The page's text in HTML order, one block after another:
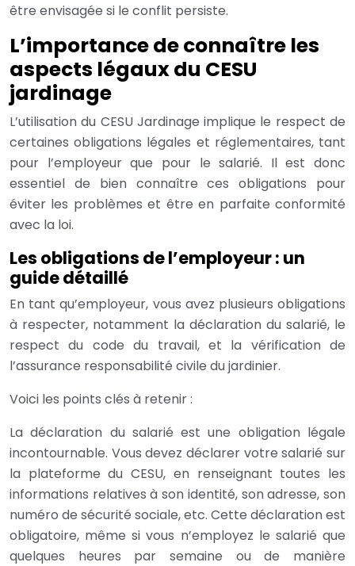
être envisagée si le conflit persiste.
L’importance de connaître les
aspects légaux du CESU
jardinage
L’utilisation du CESU Jardinage implique le respect de
certaines obligations légales et réglementaires, tant
pour l’employeur que pour le salarié. Il est donc
essentiel de bien connaître ces obligations pour
éviter les problèmes et être en parfaite conformité
avec la loi.
Les obligations de l’employeur : un
guide détaillé
En tant qu’employeur, vous avez plusieurs obligations
à respecter, notamment la déclaration du salarié, le
respect du code du travail, et la vérification de
l’assurance responsabilité civile du jardinier.
Voici les points clés à retenir :
La déclaration du salarié est une obligation légale
incontournable. Vous devez déclarer votre salarié sur
la plateforme du CESU, en renseignant toutes les
informations relatives à son identité, son adresse, son
numéro de sécurité sociale, etc. Cette déclaration est
obligatoire, même si vous n’employez le salarié que
quelques heures par semaine ou de manière